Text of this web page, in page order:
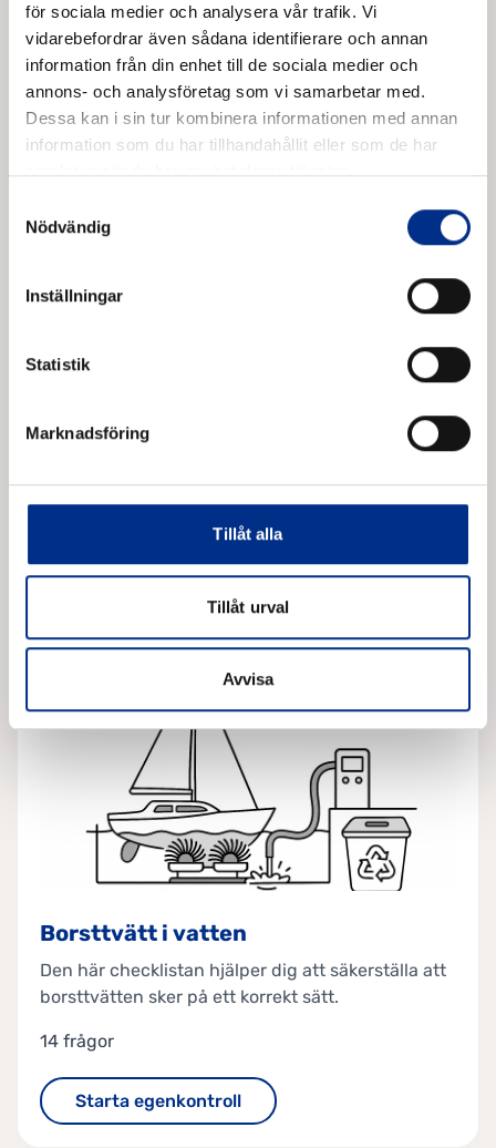
för sociala medier och analysera vår trafik. Vi
vidarebefordrar även sådana identifierare och annan
information från din enhet till de sociala medier och
annons- och analysföretag som vi samarbetar med.
Dessa kan i sin tur kombinera informationen med annan
information som du har tillhandahållit eller som de har
samlat in när du har använt deras tjänster.
Nödvändig
Inställningar
Statistik
Marknadsföring
Tillåt alla
Tillåt urval
Avvisa
Det här protokollet används för att dokumentera
anläggningen fungerar som den ska och
säkerställa att inga förorenade utsläpp når mark
eller vatten.
Starta egenkontroll
Borsttvätt i vatten
Den här checklistan hjälper dig att säkerställa att
borsttvätten sker på ett korrekt sätt.
14 frågor
Starta egenkontroll